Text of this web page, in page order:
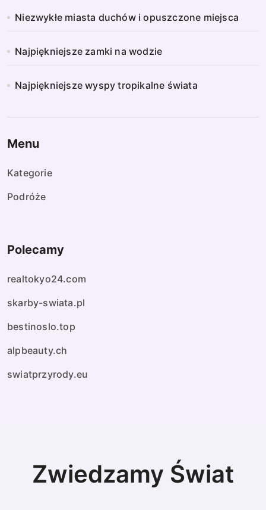
Niezwykłe miasta duchów i opuszczone miejsca
Najpiękniejsze zamki na wodzie
Najpiękniejsze wyspy tropikalne świata
Menu
Kategorie
Podróże
Polecamy
realtokyo24.com
skarby-swiata.pl
bestinoslo.top
alpbeauty.ch
swiatprzyrody.eu
Zwiedzamy Świat